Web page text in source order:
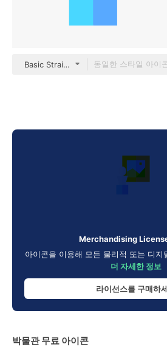
Basic Straight Flat
Merchandising
아이콘을 이용해 모든 물리적 또는 디지
더 자세한 정보
라이선스를 구매하
박물관 무료 아이콘